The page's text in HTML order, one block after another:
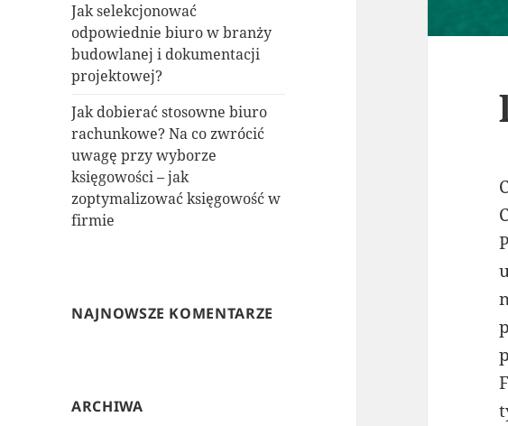
Jak selekcjonować
odpowiednie biuro w branży
budowlanej i dokumentacji
projektowej?
Jak dobierać stosowne biuro
rachunkowe? Na co zwrócić
uwagę przy wyborze
księgowości – jak
zoptymalizować księgowość w
firmie
NAJNOWSZE KOMENTARZE
ARCHIWA